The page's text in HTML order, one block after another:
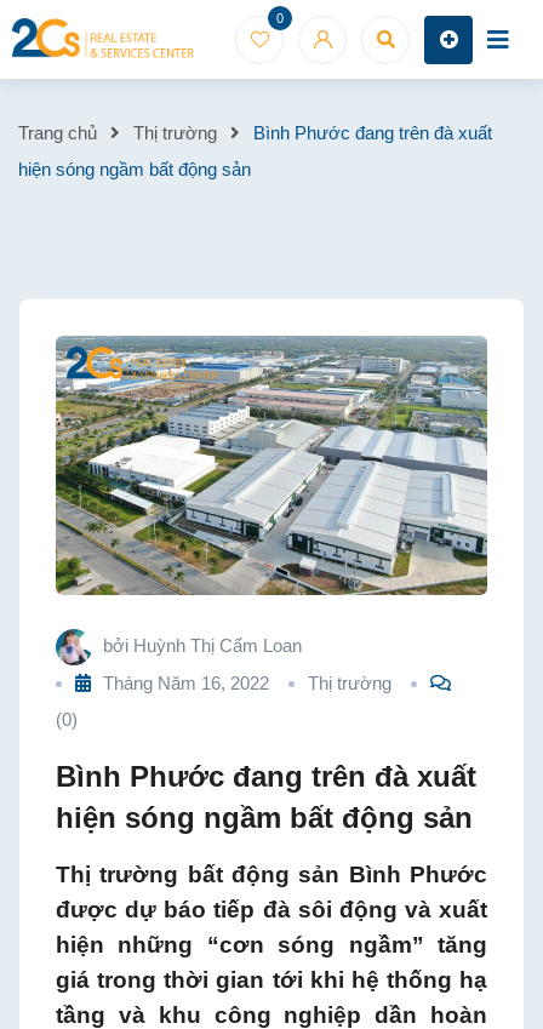
Skip
to
0
Bình
trên
đà
xuất
hiện
sóng
ngầm
bất
động
sản
Trang chủ Thị trường
Bình Phước đang trên đà xuất
hiện sóng ngầm bất động sản
bởi Huỳnh Thị Cẩm Loan
Tháng Năm 16, 2022
Thị trường
(0)
Bình Phước đang trên đà xuất
hiện sóng ngầm bất động sản
Thị trường bất động sản Bình Phước
được dự báo tiếp đà sôi động và xuất
hiện những “cơn sóng ngầm” tăng
giá trong thời gian tới khi hệ thống hạ
tầng và khu công nghiệp dần hoàn